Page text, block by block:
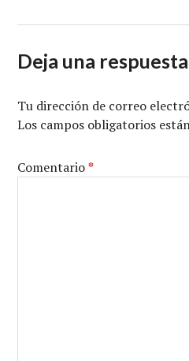
Deja una respuesta
Tu dirección de correo
Los campos obligatorios
Comentario*